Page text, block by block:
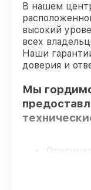
В нашем
высокий
всех
Наши
доверия и
Мы